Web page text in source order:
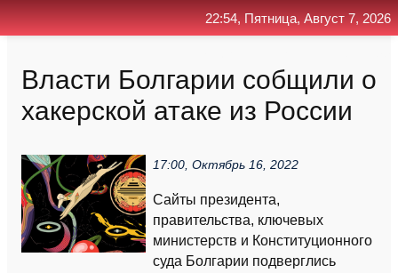
Власти Болгарии собщили о
хакерской атаке из России
17:00, Октябрь 16, 2022
Сайты президента,
правительства, ключевых
министерств и Конституционного
суда Болгарии подверглись
22:54, Пятница, Август 7, 2026